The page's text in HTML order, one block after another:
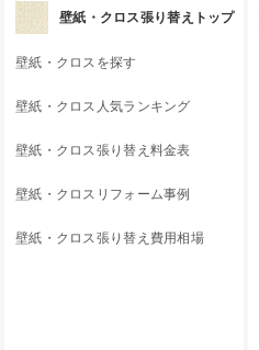
壁紙・クロス張り替えトップ
壁紙・クロスを探す
壁紙・クロス人気ランキング
壁紙・クロス張り替え料金表
壁紙・クロスリフォーム事例
壁紙・クロス張り替え費用相場